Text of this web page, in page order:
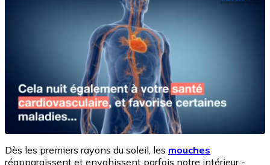
Dès les premiers rayons du soleil, les mouches
réapparaissent et envahissent parfois notre intérieur -